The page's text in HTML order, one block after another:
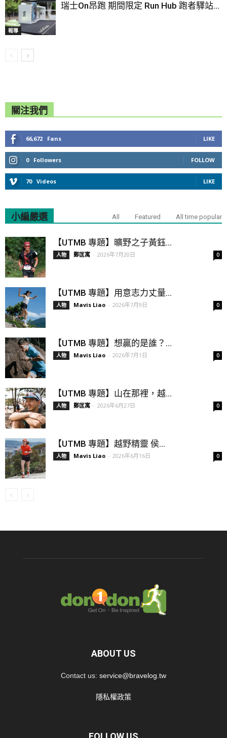
報導
瑞士On昂跑 期間限定 Run Hub 跑者驛站...
關注我們
66,672 Fans LIKE
0 Followers FOLLOW
70 Videos LIKE
小編嚴選 All Featured All time popular
【UTMB 專題】曠野之子黃鈺...
人物 鄭匡寓 - 2026年7月20日 0
【UTMB 專題】用意志力丈量...
人物 Mavis Liao - 2026年7月9日 0
【UTMB 專題】想贏的是誰？...
人物 Mavis Liao - 2026年7月1日 0
【UTMB 專題】山在那裡，越...
人物 鄭匡寓 - 2026年6月27日 0
【UTMB 專題】越野精靈 侯...
人物 Mavis Liao - 2026年6月16日 0
ABOUT US
Contact us: service@bravelog.tw
隱私權政策